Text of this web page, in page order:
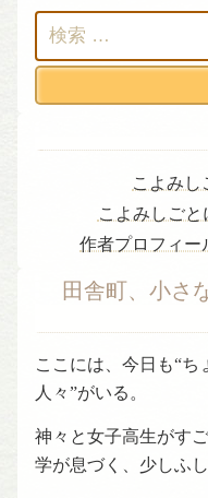
索:
こよみし
こよみしごと
作者プロフィー
田舎町、小さ
ここには、今日も“ち
人々”がいる。
神々と女子高生がす
学が息づく、少しふ